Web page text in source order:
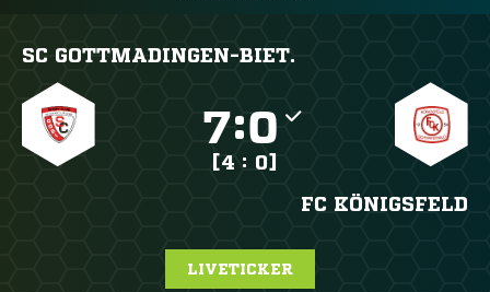
SC GOTTMADINGEN-BIET.
:
[4 : 0]
FC KÖNIGSFELD
LIVETICKER